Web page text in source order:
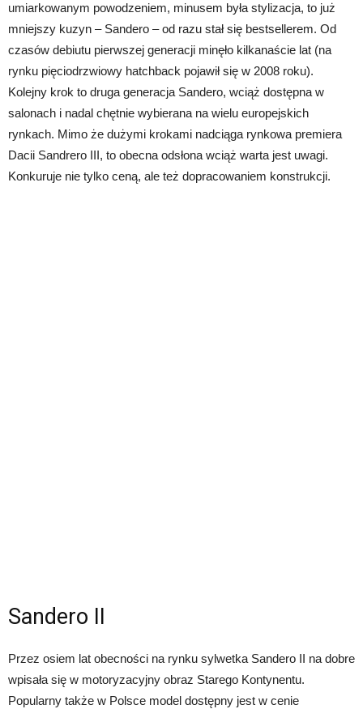
umiarkowanym powodzeniem, minusem była stylizacja, to już
mniejszy kuzyn – Sandero – od razu stał się bestsellerem. Od
czasów debiutu pierwszej generacji minęło kilkanaście lat (na
rynku pięciodrzwiowy hatchback pojawił się w 2008 roku).
Kolejny krok to druga generacja Sandero, wciąż dostępna w
salonach i nadal chętnie wybierana na wielu europejskich
rynkach. Mimo że dużymi krokami nadciąga rynkowa premiera
Dacii Sandrero III, to obecna odsłona wciąż warta jest uwagi.
Konkuruje nie tylko ceną, ale też dopracowaniem konstrukcji.
Sandero II
Przez osiem lat obecności na rynku sylwetka Sandero II na dobre
wpisała się w motoryzacyjny obraz Starego Kontynentu.
Popularny także w Polsce model dostępny jest w cenie